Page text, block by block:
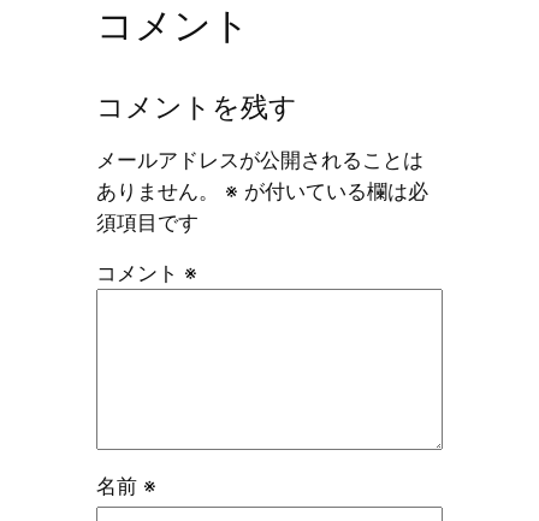
コメント
コメントを残す
メールアドレスが公開されることは
ありません。
※ が付いている欄は必
須項目です
コメント ※
名前 ※